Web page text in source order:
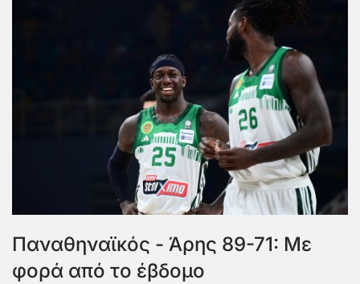
Παναθηναϊκός - Άρης 89-71: Με
φορά από το έβδομο